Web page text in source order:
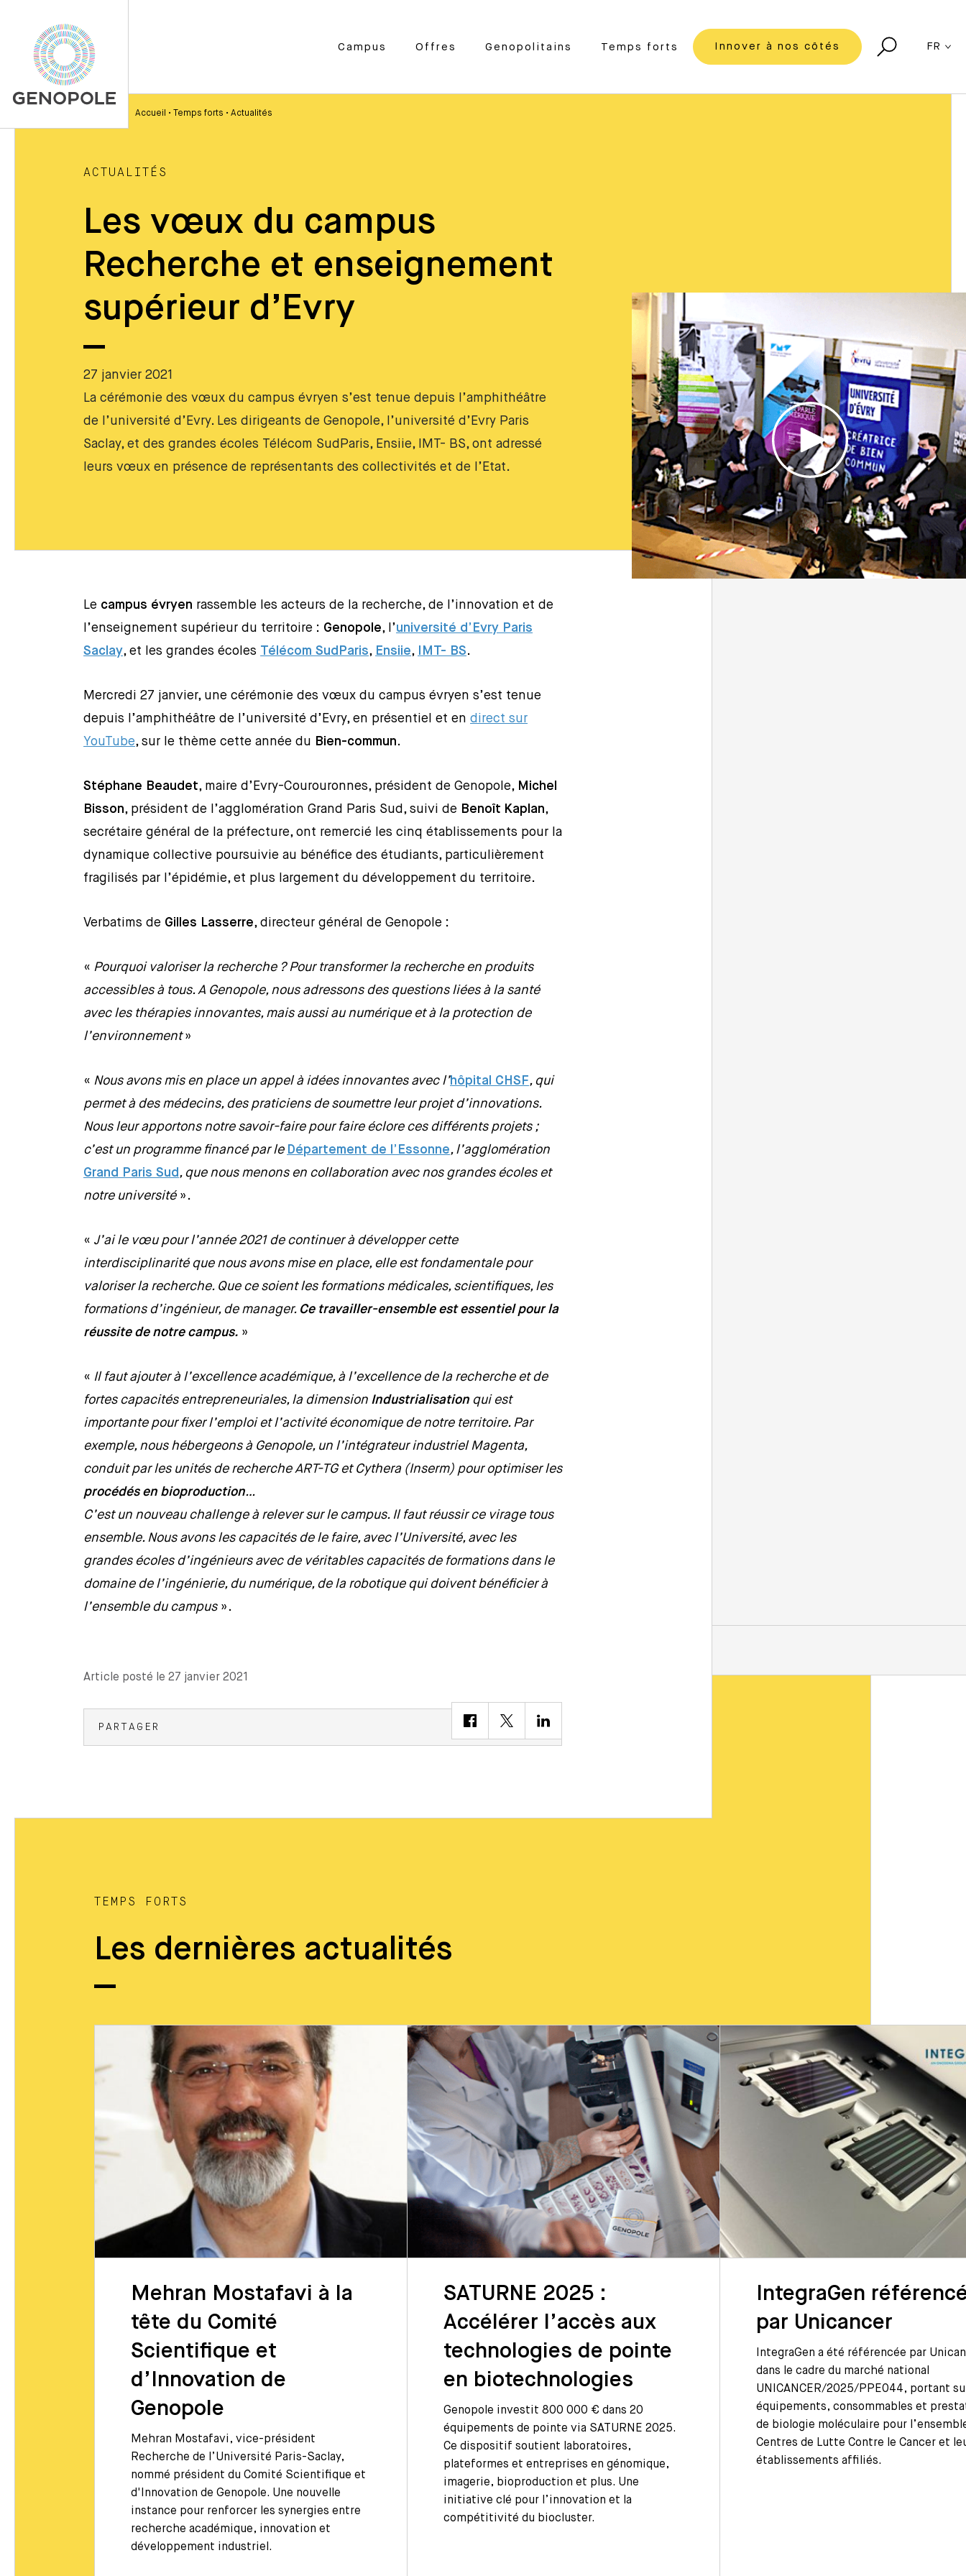
Campus Offres Genopolitains Temps forts Innover à nos côtés FR
Accueil • Temps forts • Actualités
ACTUALITÉS
Les vœux du campus
Recherche et enseignement
supérieur d’Evry
27 janvier 2021
La cérémonie des vœux du campus évryen s’est tenue depuis l’amphithéâtre
de l’université d’Evry. Les dirigeants de Genopole, l’université d’Evry Paris
Saclay, et des grandes écoles Télécom SudParis, Ensiie, IMT- BS, ont adressé
leurs vœux en présence de représentants des collectivités et de l’Etat.
Le campus évryen rassemble les acteurs de la recherche, de l’innovation et de
l’enseignement supérieur du territoire : Genopole, l’université d’Evry Paris
Saclay, et les grandes écoles Télécom SudParis, Ensiie, IMT- BS.
Mercredi 27 janvier, une cérémonie des vœux du campus évryen s’est tenue
depuis l’amphithéâtre de l’université d’Evry, en présentiel et endirect sur
YouTube, sur le thème cette année du Bien-commun.
Stéphane Beaudet, maire d’Evry-Courouronnes, président de Genopole, Michel
Bisson, président de l’agglomération Grand Paris Sud, suivi de Benoît Kaplan,
secrétaire général de la préfecture, ont remercié les cinq établissements pour la
dynamique collective poursuivie au bénéfice des étudiants, particulièrement
fragilisés par l’épidémie, et plus largement du développement du territoire.
Verbatims de Gilles Lasserre, directeur général de Genopole :
« Pourquoi valoriser la recherche ? Pour transformer la recherche en produits
accessibles à tous. A Genopole, nous adressons des questions liées à la santé
avec les thérapies innovantes, mais aussi au numérique et à la protection de
l’environnement»
« Nous avons mis en place un appel à idées innovantes avec l’hôpital CHSF, qui
permet à des médecins, des praticiens de soumettre leur projet d’innovations.
Nous leur apportons notre savoir-faire pour faire éclore ces différents projets ;
c’est un programme financé par le Département de l’Essonne, l’agglomération
Grand Paris Sud, que nous menons en collaboration avec nos grandes écoles et
notre université».
« J’ai le vœu pour l’année 2021 de continuer à développer cette
interdisciplinarité que nous avons mise en place, elle est fondamentale pour
valoriser la recherche. Que ce soient les formations médicales, scientifiques, les
formations d’ingénieur, de manager. Ce travailler-ensemble est essentiel pour la
réussite de notre campus. »
« Il faut ajouter à l’excellence académique, à l’excellence de la recherche et de
fortes capacités entrepreneuriales, la dimension Industrialisation qui est
importante pour fixer l’emploi et l’activité économique de notre territoire. Par
exemple, nous hébergeons à Genopole, un l’intégrateur industriel Magenta,
conduit par les unités de recherche ART-TG et Cythera (Inserm) pour optimiser les
procédés en bioproduction…
C’est un nouveau challenge à relever sur le campus. Il faut réussir ce virage tous
ensemble. Nous avons les capacités de le faire, avec l’Université, avec les
grandes écoles d’ingénieurs avec de véritables capacités de formations dans le
domaine de l’ingénierie, du numérique, de la robotique qui doivent bénéficier à
l’ensemble du campus».
Article posté le 27 janvier 2021
PARTAGER
TEMPS FORTS
Les dernières actualités
Mehran Mostafavi à la
tête du Comité
Scientifique et
d’Innovation de
Genopole
Mehran Mostafavi, vice-président
Recherche de l’Université Paris-Saclay,
nommé président du Comité Scientifique et
d'Innovation de Genopole. Une nouvelle
instance pour renforcer les synergies entre
recherche académique, innovation et
développement industriel.
SATURNE 2025 :
Accélérer l’accès aux
technologies de pointe
en biotechnologies
Genopole investit 800 000 € dans 20
équipements de pointe via SATURNE 2025.
Ce dispositif soutient laboratoires,
plateformes et entreprises en génomique,
imagerie, bioproduction et plus. Une
initiative clé pour l’innovation et la
compétitivité du biocluster.
IntegraGen
par Unicancer
IntegraGen a été référencée par
dans le cadre du marché national
UNICANCER/2025/PPE044, portant
équipements, consommables et
de biologie moléculaire pour
Centres de Lutte Contre le Cancer et
établissements affiliés.